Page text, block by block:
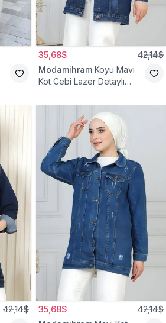
35,68$ 42,14$
Modamihram Koyu Mavi
Kot Cebi Lazer Detaylı
42,14$ 35,68$ 42,14$